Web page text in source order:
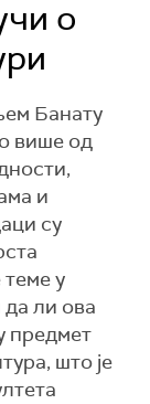
о
Банату
више од
и
су
у
ли ова
предмет
што је